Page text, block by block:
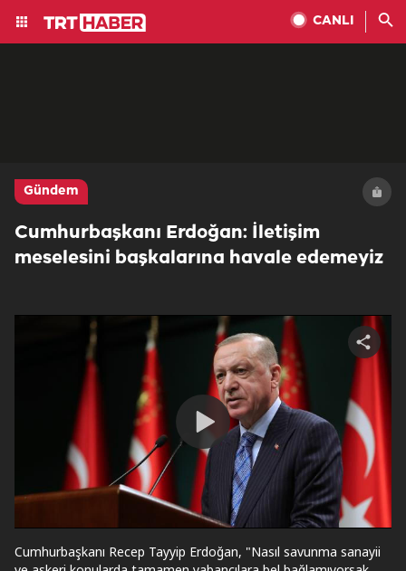
CANLI
Gündem
Cumhurbaşkanı Erdoğan: İletişim
meselesini başkalarına havale edemeyiz
Play
Video
Share
video
Cumhurbaşkanı Recep Tayyip Erdoğan, "Nasıl savunma sanayii